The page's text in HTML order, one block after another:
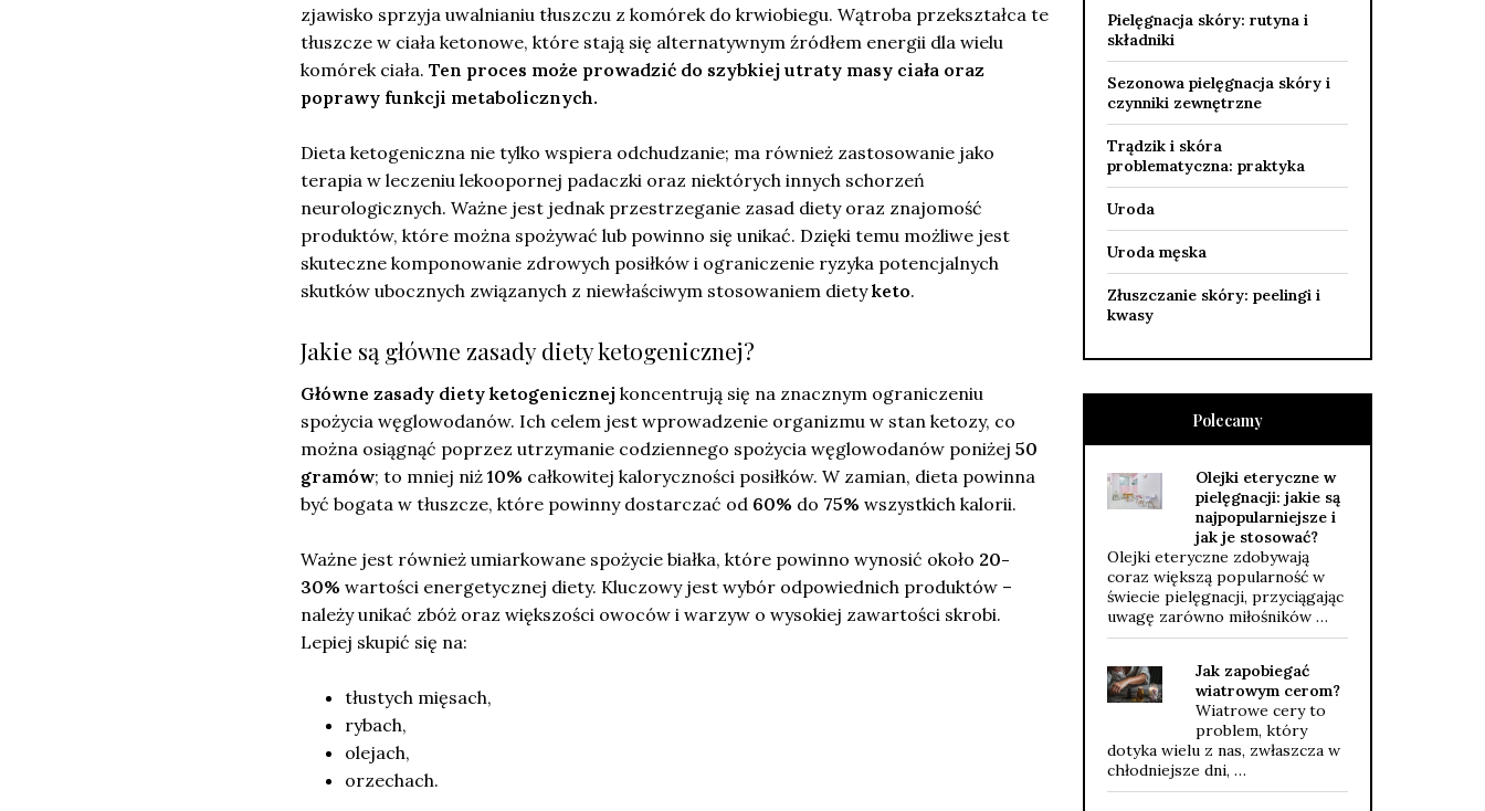
zjawisko sprzyja uwalnianiu tłuszczu z komórek do krwiobiegu. Wątroba przekształca te
tłuszcze w ciała ketonowe, które stają się alternatywnym źródłem energii dla wielu
komórek ciała. Ten proces może prowadzić do szybkiej utraty masy ciała oraz
poprawy funkcji metabolicznych.
Dieta ketogeniczna nie tylko wspiera odchudzanie; ma również zastosowanie jako
terapia w leczeniu lekoopornej padaczki oraz niektórych innych schorzeń
neurologicznych. Ważne jest jednak przestrzeganie zasad diety oraz znajomość
produktów, które można spożywać lub powinno się unikać. Dzięki temu możliwe jest
skuteczne komponowanie zdrowych posiłków i ograniczenie ryzyka potencjalnych
skutków ubocznych związanych z niewłaściwym stosowaniem dietyketo.
Jakie są główne zasady diety ketogenicznej?
Główne zasady diety ketogenicznej koncentrują się na znacznym ograniczeniu
spożycia węglowodanów. Ich celem jest wprowadzenie organizmu w stan ketozy, co
można osiągnąć poprzez utrzymanie codziennego spożycia węglowodanów poniżej 50
gramów; to mniej niż10% całkowitej kaloryczności posiłków. W zamian, dieta powinna
być bogata w tłuszcze, które powinny dostarczać od 60% do 75% wszystkich kalorii.
Ważne jest również umiarkowane spożycie białka, które powinno wynosić około 20-
30% wartości energetycznej diety. Kluczowy jest wybór odpowiednich produktów –
należy unikać zbóż oraz większości owoców i warzyw o wysokiej zawartości skrobi.
Lepiej skupić się na:
tłustych mięsach,
rybach,
olejach,
orzechach.
Pielęgnacja skóry: rutyna i
składniki
Sezonowa pielęgnacja skóry i
czynniki zewnętrzne
Trądzik i skóra
problematyczna: praktyka
Uroda
Uroda męska
Złuszczanie skóry: peelingi i
kwasy
Polecamy
Olejki eteryczne w
pielęgnacji: jakie są
najpopularniejsze i
jak je stosować?
Olejki eteryczne zdobywają
coraz większą popularność w
świecie pielęgnacji, przyciągając
uwagę zarówno miłośników …
Jak zapobiegać
wiatrowym cerom?
Wiatrowe cery to
problem, który
dotyka wielu z nas, zwłaszcza w
chłodniejsze dni, …